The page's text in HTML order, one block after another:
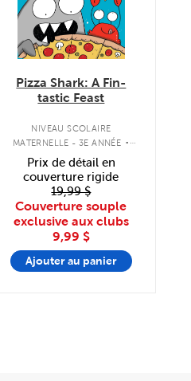
Pizza Shark: A Fin-
tastic Feast
NIVEAU SCOLAIRE
MATERNELLE - 3E ANNÉE .
COUVERTURE SOUPLE
Prix de détail en
couverture rigide
19,99 $
Couverture souple
exclusive aux clubs
9,99 $
Ajouter au panier